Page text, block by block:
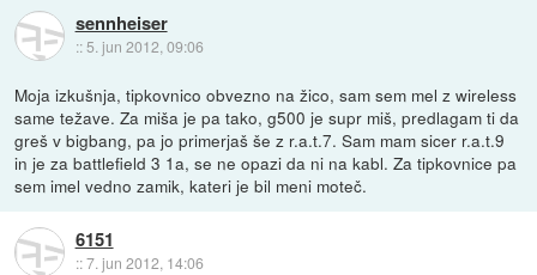
sennheiser
:: 5. jun 2012, 09:06
Moja izkušnja, tipkovnico obvezno na žico, sam sem mel z wireless
same težave. Za miša je pa tako, g500 je supr miš, predlagam ti da
greš v bigbang, pa jo primerjaš še z r.a.t.7. Sam mam sicer r.a.t.9
in je za battlefield 3 1a, se ne opazi da ni na kabl. Za tipkovnice pa
sem imel vedno zamik, kateri je bil meni moteč.
6151
::7. jun 2012, 14:06